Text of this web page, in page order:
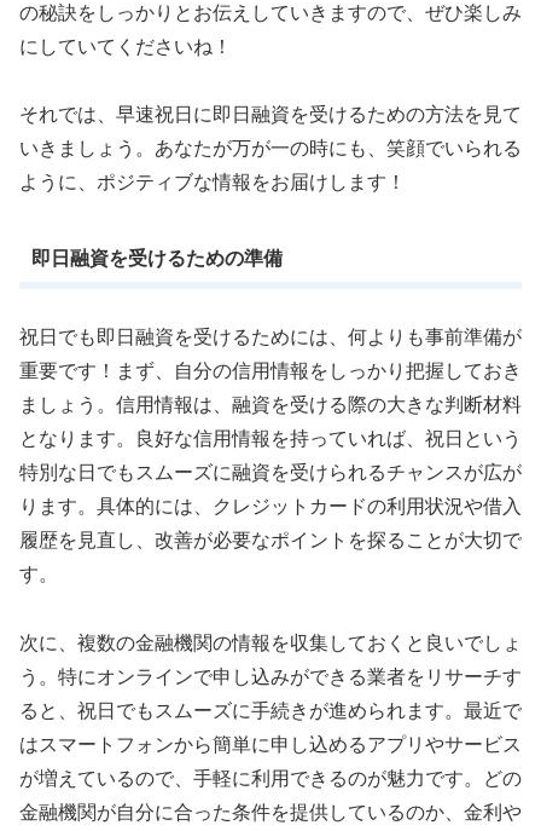
の秘訣をしっかりとお伝えしていきますので、ぜひ楽しみ
にしていてくださいね！
それでは、早速祝日に即日融資を受けるための方法を見て
いきましょう。あなたが万が一の時にも、笑顔でいられる
ように、ポジティブな情報をお届けします！
即日融資を受けるための準備
祝日でも即日融資を受けるためには、何よりも事前準備が
重要です！まず、自分の信用情報をしっかり把握しておき
ましょう。信用情報は、融資を受ける際の大きな判断材料
となります。良好な信用情報を持っていれば、祝日という
特別な日でもスムーズに融資を受けられるチャンスが広が
ります。具体的には、クレジットカードの利用状況や借入
履歴を見直し、改善が必要なポイントを探ることが大切で
す。
次に、複数の金融機関の情報を収集しておくと良いでしょ
う。特にオンラインで申し込みができる業者をリサーチす
ると、祝日でもスムーズに手続きが進められます。最近で
はスマートフォンから簡単に申し込めるアプリやサービス
が増えているので、手軽に利用できるのが魅力です。どの
金融機関が自分に合った条件を提供しているのか、金利や